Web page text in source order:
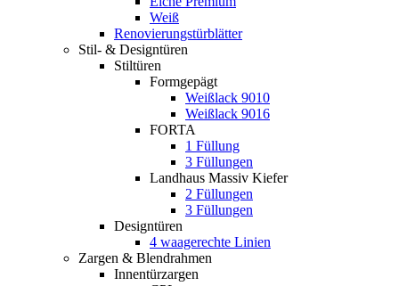
Weiß
Renovierungstürblätter
Stil- & Designtüren
Stiltüren
Formgepägt
Weißlack 9010
Weißlack 9016
FORTA
1 Füllung
3 Füllungen
Landhaus Massiv Kiefer
2 Füllungen
3 Füllungen
Designtüren
4 waagerechte Linien
Zargen & Blendrahmen
Innentürzargen